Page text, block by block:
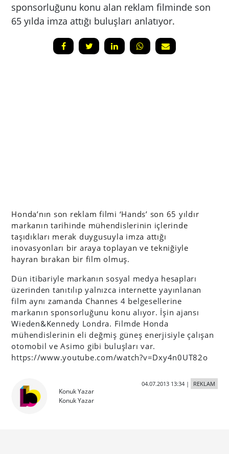
sponsorluğunu konu alan reklam filminde son
65 yılda imza attığı buluşları anlatıyor.
Honda’nın son reklam filmi ‘Hands’ son 65 yıldır
markanın tarihinde mühendislerinin içlerinde
taşıdıkları merak duygusuyla imza attığı
inovasyonları bir araya toplayan ve tekniğiyle
hayran bırakan bir film olmuş.
Dün itibariyle markanın sosyal medya hesapları
üzerinden tanıtılıp yalnızca internette yayınlanan
film aynı zamanda Channes 4 belgesellerine
markanın sponsorluğunu konu alıyor. İşin ajansı
Wieden&Kennedy Londra. Filmde Honda
mühendislerinin eli değmiş güneş enerjisiyle çalışan
otomobil ve Asimo gibi buluşları var.
https://www.youtube.com/watch?v=Dxy4n0UT82o
Konuk Yazar
Konuk Yazar
04.07.2013 13:34| REKLAM